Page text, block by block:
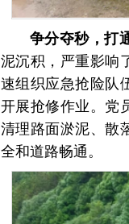
争分夺秒，打
泥沉积，严重影响
速组织应急抢险队
开展抢修作业。党
清理路面淤泥、散
全和道路畅通。